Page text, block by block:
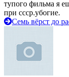
тупого фильма я
при ссср.убогие.
Семь вёрст до